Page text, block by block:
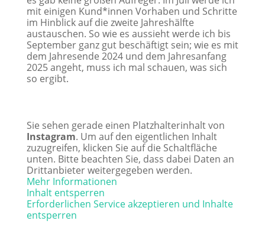
mit einigen Kund*innen Vorhaben und Schritte
im Hinblick auf die zweite Jahreshälfte
austauschen. So wie es aussieht werde ich bis
September ganz gut beschäftigt sein; wie es mit
dem Jahresende 2024 und dem Jahresanfang
2025 angeht, muss ich mal schauen, was sich
so ergibt.
Sie sehen gerade einen Platzhalterinhalt von
Instagram. Um auf den eigentlichen Inhalt
zuzugreifen, klicken Sie auf die Schaltfläche
unten. Bitte beachten Sie, dass dabei Daten an
Drittanbieter weitergegeben werden.
Mehr Informationen
Inhalt entsperren
Erforderlichen Service akzeptieren und Inhalte
entsperren